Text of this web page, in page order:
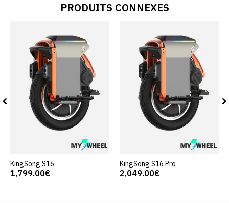
PRODUITS CONNEXES
KingSong S16
1,799.00€
KingSong S16 Pro
2,049.00€